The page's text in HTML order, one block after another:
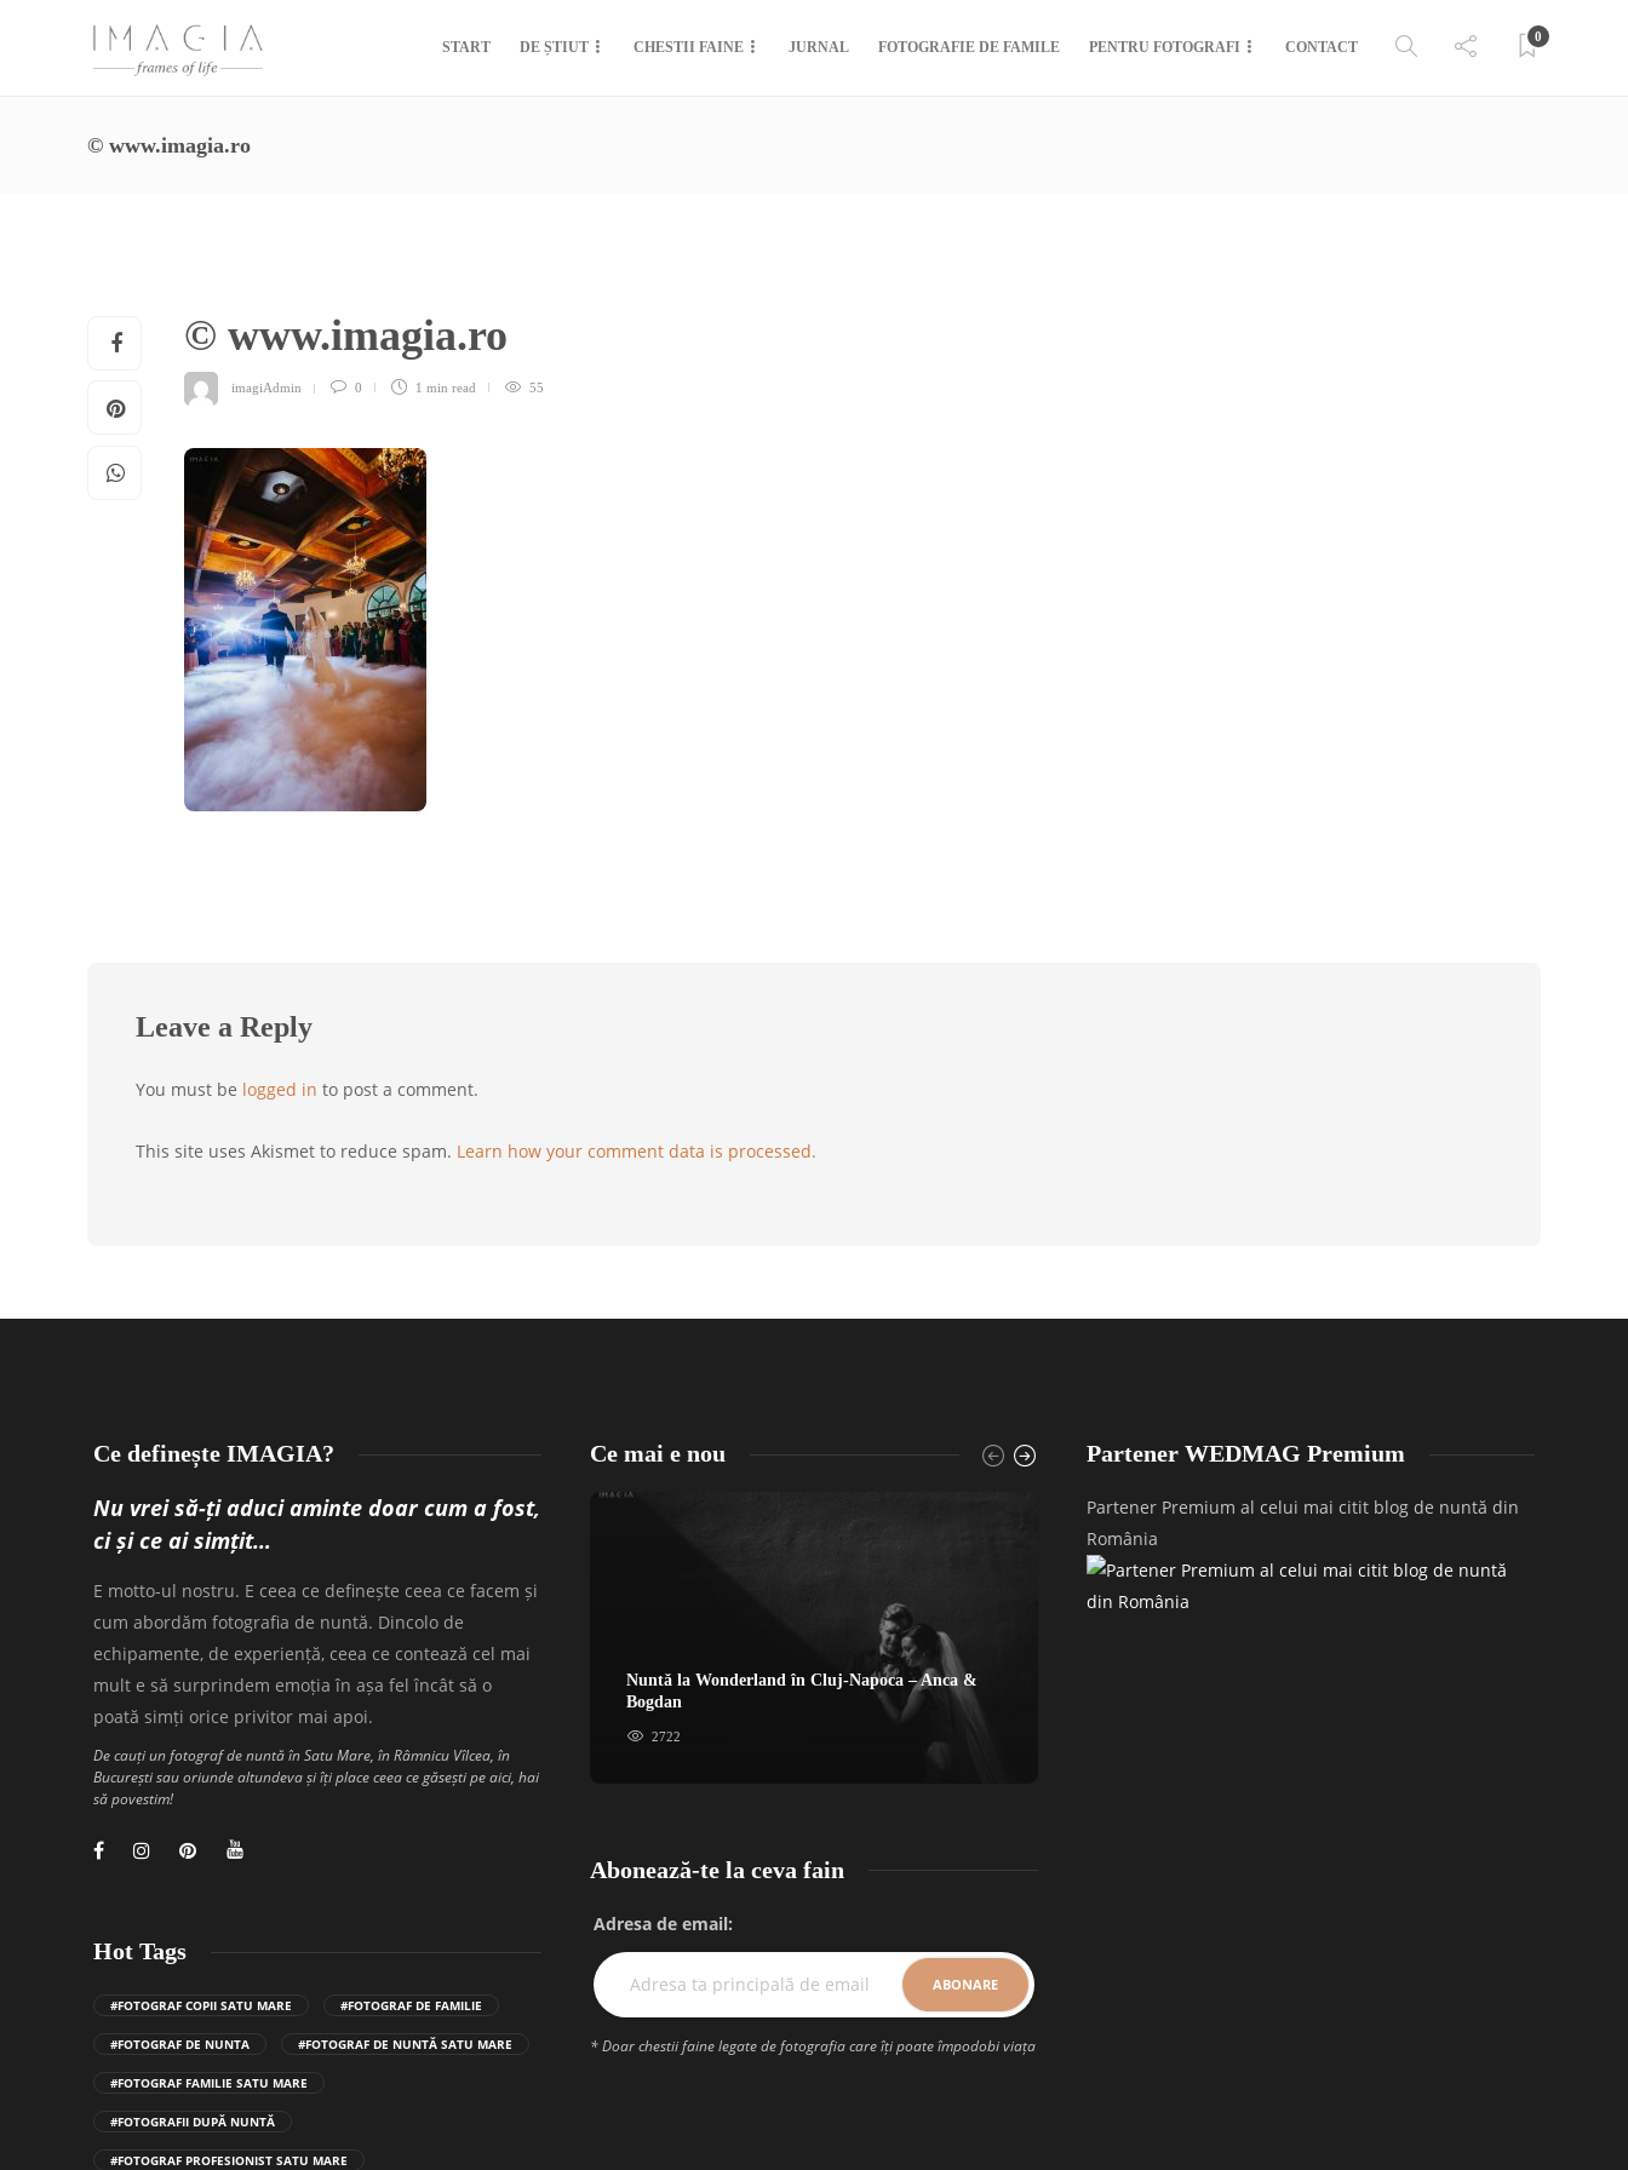
START DE ȘTIUT CHESTII FAINE JURNAL FOTOGRAFIE DE FAMILE PENTRU FOTOGRAFI CONTACT
0
© www.imagia.ro
© www.imagia.ro
imagiAdmin 0 1 min read 55
Leave a Reply
You must be logged in to post a comment.
This site uses Akismet to reduce spam. Learn how your comment data is processed.
Ce definește IMAGIA?
Nu vrei să-ți aduci aminte doar cum a fost,
ci și ce ai simțit…
E motto-ul nostru. E ceea ce definește ceea ce facem și
cum abordăm fotografia de nuntă. Dincolo de
echipamente, de experiență, ceea ce contează cel mai
mult e să surprindem emoția în așa fel încât să o
poată simți orice privitor mai apoi.
De cauți un fotograf de nuntă în Satu Mare, în Râmnicu Vîlcea, în
București sau oriunde altundeva și îți place ceea ce găsești pe aici, hai
să povestim!
Hot Tags
#FOTOGRAF COPII SATU MARE #FOTOGRAF DE FAMILIE
#FOTOGRAF DE NUNTA #FOTOGRAF DE NUNTĂ SATU MARE
#FOTOGRAF FAMILIE SATU MARE
#FOTOGRAFII DUPĂ NUNTĂ
#FOTOGRAF PROFESIONIST SATU MARE
Ce mai e nou
Nuntă la Wonderland în Cluj-Napoca – Anca &
Bogdan
2722
Abonează-te la ceva fain
Adresa de email:
* Doar chestii faine legate de fotografia care îți poate împodobi viața
Partener WEDMAG Premium
Partener Premium al celui mai citit blog de nuntă din
România